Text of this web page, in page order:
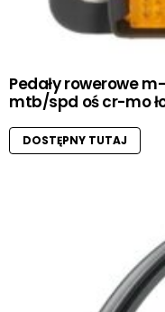
Pedały rowerowe
mtb/spd oś cr-mo
DOSTĘPNY TUTAJ